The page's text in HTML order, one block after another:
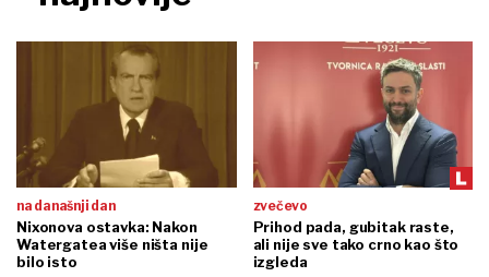
na današnji dan
Nixonova ostavka: Nakon
Watergatea više ništa nije
bilo isto
zvečevo
Prihod pada, gubitak raste,
ali nije sve tako crno kao što
izgleda